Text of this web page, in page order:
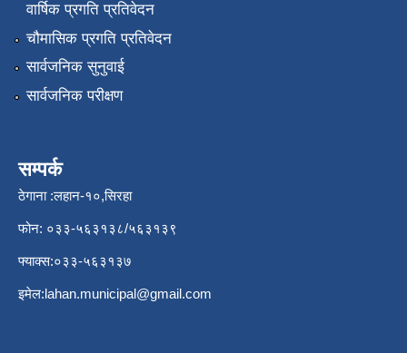
वार्षिक प्रगति प्रतिवेदन
चौमासिक प्रगति प्रतिवेदन
सार्वजनिक सुनुवाई
सार्वजनिक परीक्षण
सम्पर्क
ठेगाना :लहान-१०,सिरहा
फोन: ०३३-५६३१३८/५६३१३९
फ्याक्स:०३३-५६३१३७
इमेल:lahan.municipal@gmail.com